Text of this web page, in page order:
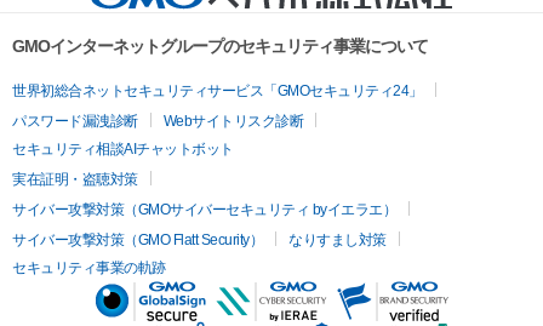
GMOインターネットグループのセキュリティ事業について
世界初総合ネットセキュリティサービス「GMOセキュリティ24」
パスワード漏洩診断
Webサイトリスク診断
セキュリティ相談AIチャットボット
実在証明・盗聴対策
サイバー攻撃対策（GMOサイバーセキュリティ byイエラエ）
サイバー攻撃対策（GMO Flatt Security）
なりすまし対策
セキュリティ事業の軌跡